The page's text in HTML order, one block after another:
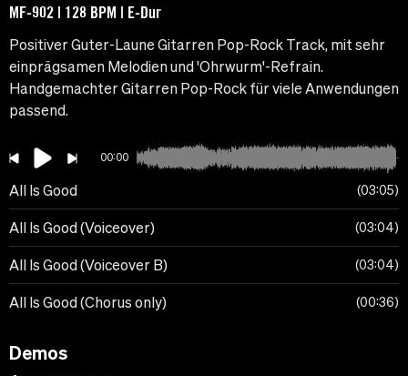
MF-902 | 128 BPM | E-Dur
Positiver Guter-Laune Gitarren Pop-Rock Track, mit sehr
einprägsamen Melodien und 'Ohrwurm'-Refrain.
Handgemachter Gitarren Pop-Rock für viele Anwendungen
passend.
00:00
All Is Good 03:05
All Is Good (Voiceover) 03:04
All Is Good (Voiceover B) 03:04
All Is Good (Chorus only) 00:36
Demos